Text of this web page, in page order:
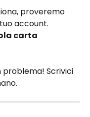
proveremo
account.
carta
problema! Scrivici